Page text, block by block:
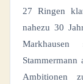
27 Ringen
nahezu 30
Stammermann
Ambitionen